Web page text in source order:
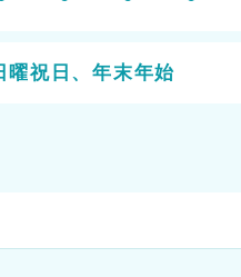
曜祝日、年末年始